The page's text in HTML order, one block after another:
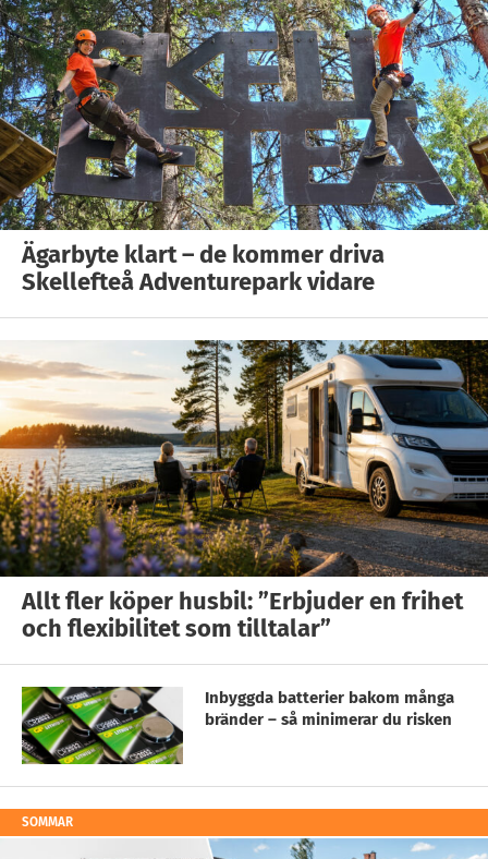
Ägarbyte klart – de kommer driva
Skellefteå Adventurepark vidare
Allt fler köper husbil: ”Erbjuder en frihet
och flexibilitet som tilltalar”
Inbyggda batterier bakom många
bränder – så minimerar du risken
SOMMAR